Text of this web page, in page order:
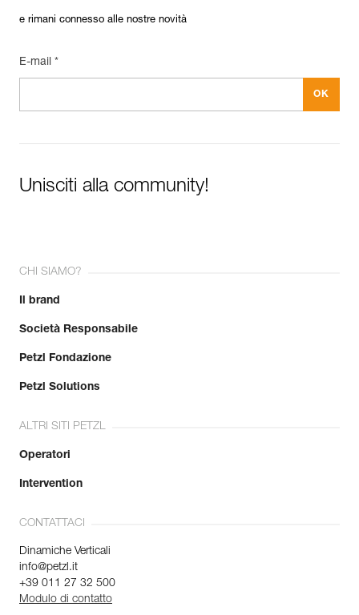
e rimani connesso alle nostre novità
E-mail *
Unisciti alla community!
CHI SIAMO?
Il brand
Società Responsabile
Petzl Fondazione
Petzl Solutions
ALTRI SITI PETZL
Operatori
Intervention
CONTATTACI
Dinamiche Verticali
info@petzl.it
+39 011 27 32 500
Modulo di contatto